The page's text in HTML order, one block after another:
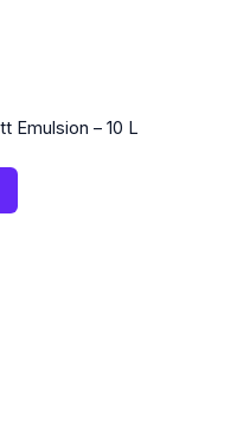
Emulsion – 10 L